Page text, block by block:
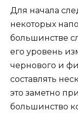
Для начала
некоторых
большинстве
его уровень
чернового и
составлять
это заметно
большинство